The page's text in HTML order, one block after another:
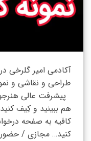
آکادمی امیر گلرخی
طراحی و نقاشی و
پیشرفت عالی
هم ببینید و کِیف
کافیه به صفحه
کنید… مجازی /